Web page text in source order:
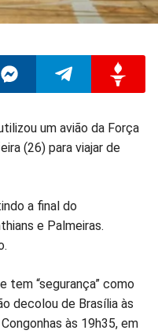
Compartilhar
Telegram
um avião da Força
(26) para viajar de
a final do
e Palmeiras.
tem “segurança” como
decolou de Brasília às
às 19h35, em